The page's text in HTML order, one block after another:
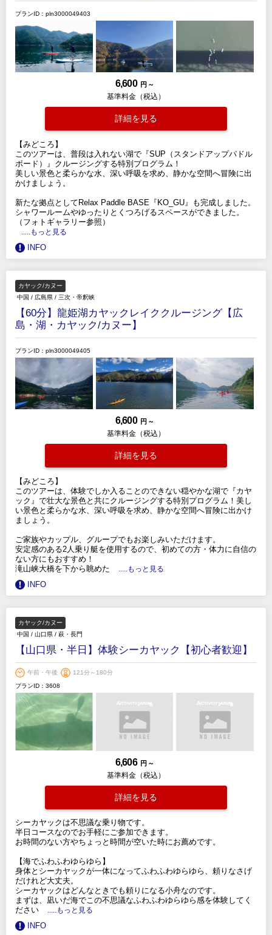
プランID：pln3000049403
6,600 円 ～
基準料金（税込）
詳細を見る
【みどころ】
このツアーは、普段は入れない湖で『SUP（スタンドアップパドル
ボード）』クルージングする特別プログラム！
美しい景色と柔らかな水、深い呼吸を求め、静かな空間へ冒険に出
かけましょう。
新たな拠点としてRelax Paddle BASE『KO_GU』も完成しました。
シャワールームやゆったりとくつろげるスペースができました。
（フォトギャラリー参照）
.....もっと見る
INFO
カヤック/カヌー
中国 / 広島県 / 三次・帝釈峡
【60分】龍姫湖カヤックレイククルージング【広
島・湖・カヤック/カヌー】
プランID：pln3000049405
6,600 円 ～
基準料金（税込）
詳細を見る
【みどころ】
このツアーは、体験でしか入ることのできない穏やかな湖で『カヤ
ック』で壮大な景色と共にクルージングする特別プログラム！美し
い景色と柔らかな水、深い呼吸を求め、静かな空間へ冒険に出かけ
ましょう。
ご家族やカップル、グループでもお楽しみいただけます。
安定感のある2人乗り艇を使用するので、初めての方・体力に自信の
ない方にもおすすめ！
滝山峡大橋を下から眺めた
.....もっと見る
INFO
カヤック/カヌー
中国 / 山口県 / 萩・長門
【山口県・半日】体験シーカヤック【初心者歓迎】
午前・午後
121分～180分
プランID：3608
6,606 円 ～
基準料金（税込）
詳細を見る
シーカヤックは不思議な乗り物です。
半日コースなのでお手軽にご参加できます。
お時間のない方やちょっと時間が空いた時にお薦めです。
【海でふわふわゆらゆら】
身体とシーカヤックが一体になってふわふわゆらゆら、頼りなさげ
だけれど大丈夫。
シーカヤックはどんなときでも頼りになる小舟なのです。
まずは、凪いだ海でこの不思議なふわふわゆらゆら感を体験してく
ださい
.....もっと見る
INFO